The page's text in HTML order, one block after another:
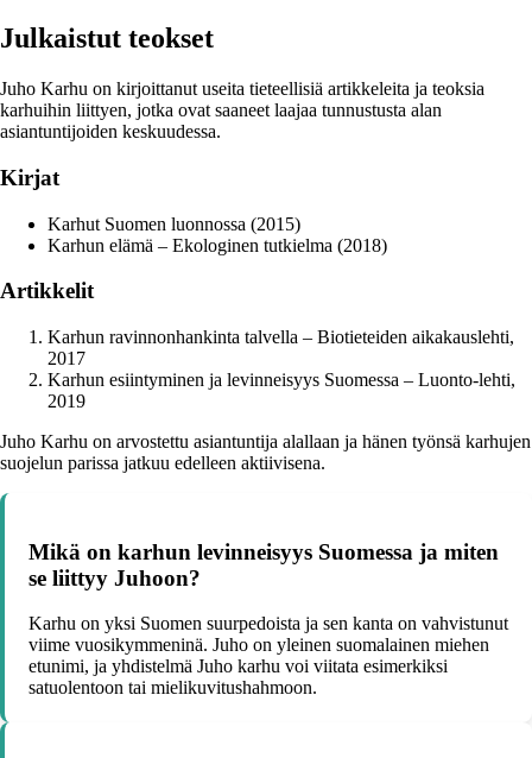
Julkaistut teokset
Juho Karhu on kirjoittanut useita tieteellisiä artikkeleita ja teoksia
karhuihin liittyen, jotka ovat saaneet laajaa tunnustusta alan
asiantuntijoiden keskuudessa.
Kirjat
Karhut Suomen luonnossa (2015)
Karhun elämä – Ekologinen tutkielma (2018)
Artikkelit
Karhun ravinnonhankinta talvella – Biotieteiden aikakauslehti,
2017
Karhun esiintyminen ja levinneisyys Suomessa – Luonto-lehti,
2019
Juho Karhu on arvostettu asiantuntija alallaan ja hänen työnsä karhujen
suojelun parissa jatkuu edelleen aktiivisena.
Mikä on karhun levinneisyys Suomessa ja miten
se liittyy Juhoon?
Karhu on yksi Suomen suurpedoista ja sen kanta on vahvistunut
viime vuosikymmeninä. Juho on yleinen suomalainen miehen
etunimi, ja yhdistelmä Juho karhu voi viitata esimerkiksi
satuolentoon tai mielikuvitushahmoon.